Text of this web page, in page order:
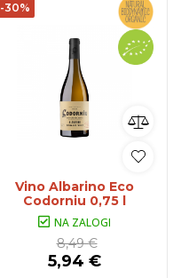
-30%
Vino Albarino Eco
Codorniu 0,75 l
NA ZALOGI
8,49 €
5,94 €